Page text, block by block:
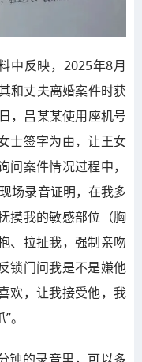
中反映，2025年8月
和丈夫离婚案件时获
，吕某某使用座机号
士签字为由，让王女
案件情况过程中，
场录音证明，在我多
摸我的敏感部位（胸
、拉扯我，强制亲吻
锁门问我是不是嫌他
欢，让我接受他，我
。